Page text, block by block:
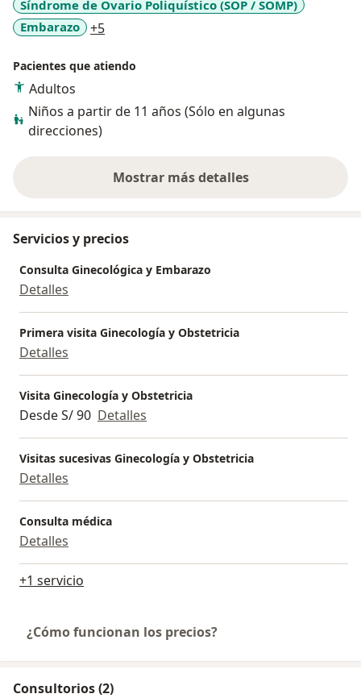
para mi paciente y sus familiares.
Síndrome de Ovario Poliquístico (SOP / SOMP)
Embarazo
+5a11y_sr_more_diseases
Pacientes que atiendo
Adultos
Niños a partir de 11 años (Sólo en algunas
direcciones)
Mostrar más detalles
sobre la experiencia
Servicios y precios
Consulta Ginecológica y Embarazo
Detalles
Primera visita Ginecología y Obstetricia
Detalles
Visita Ginecología y Obstetricia
Desde S/ 90 Detalles
Visitas sucesivas Ginecología y Obstetricia
Detalles
Consulta médica
Detalles
+1 servicio
¿Cómo funcionan los precios?
Consultorios (2)